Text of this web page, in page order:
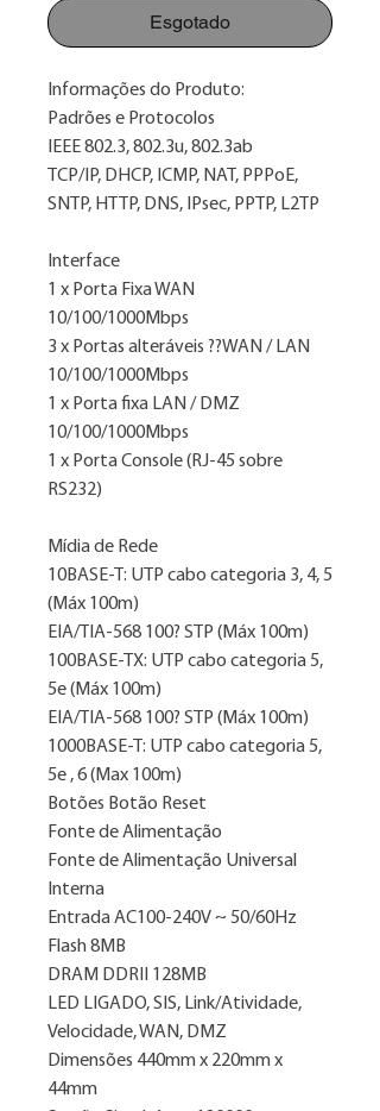
Esgotado
Informações do Produto:
Padrões e Protocolos
IEEE 802.3, 802.3u, 802.3ab
TCP/IP, DHCP, ICMP, NAT, PPPoE,
SNTP, HTTP, DNS, IPsec, PPTP, L2TP
Interface
1 x Porta Fixa WAN
10/100/1000Mbps
3 x Portas alteráveis ??WAN / LAN
10/100/1000Mbps
1 x Porta fixa LAN / DMZ
10/100/1000Mbps
1 x Porta Console (RJ-45 sobre
RS232)
Mídia de Rede
10BASE-T: UTP cabo categoria 3, 4, 5
(Máx 100m)
EIA/TIA-568 100? STP (Máx 100m)
100BASE-TX: UTP cabo categoria 5,
5e (Máx 100m)
EIA/TIA-568 100? STP (Máx 100m)
1000BASE-T: UTP cabo categoria 5,
5e , 6 (Max 100m)
Botões Botão Reset
Fonte de Alimentação
Fonte de Alimentação Universal
Interna
Entrada AC100-240V ~ 50/60Hz
Flash 8MB
DRAM DDRII 128MB
LED LIGADO, SIS, Link/Atividade,
Velocidade, WAN, DMZ
Dimensões 440mm x 220mm x
44mm